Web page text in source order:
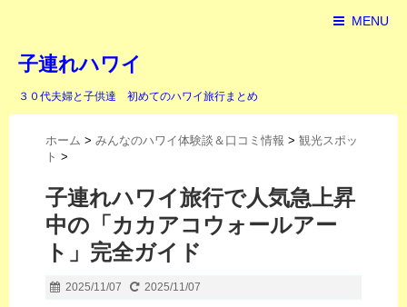
MENU
子連れハワイ
３０代夫婦と子供達 初めてのハワイ旅行まとめ
ホーム > みんなのハワイ体験談＆口コミ情報 > 観光スポッ
ト >
子連れハワイ旅行で人気急上昇
中の「カカアコウォールアー
ト」完全ガイド
2025/11/07 2025/11/07